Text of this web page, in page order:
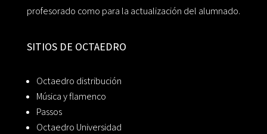
profesorado como para la actualización del alumnado.
SITIOS DE OCTAEDRO
Octaedro distribución
Música y flamenco
Passos
Octaedro Universidad